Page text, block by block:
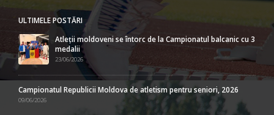
ULTIMELE POSTĂRI
Atleții moldoveni se întorc de la Campionatul balcanic cu 3
medalii
23/06/2026
Campionatul Republicii Moldova de atletism pentru seniori, 2026
09/06/2026